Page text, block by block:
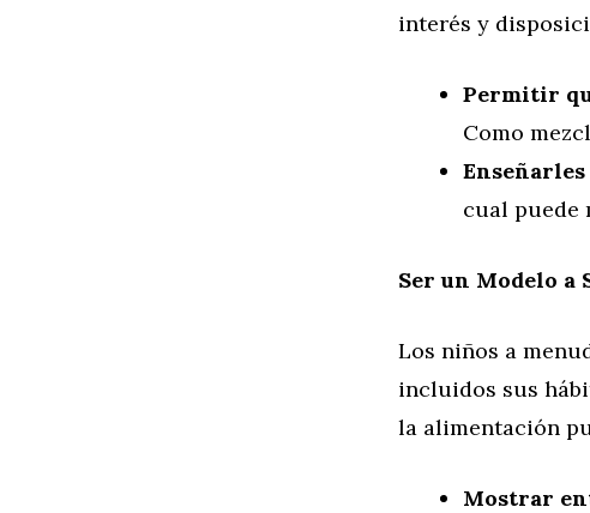
interés y
Permitir
Como
cual puede
Ser un Modelo a
Los niños a
incluidos sus
la alimentación
Mostrar